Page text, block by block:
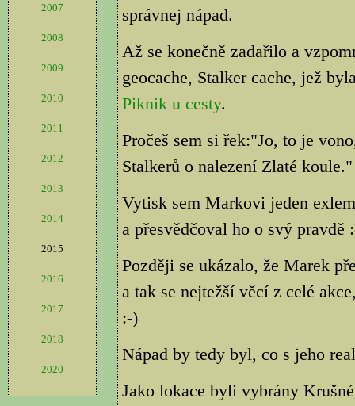
2007
2008
2009
2010
2011
2012
2013
2014
2015
2016
2017
2018
2020
správnej nápad.
Až se konečně zadařilo a
geocache, Stalker cache, jež
Piknik u cesty.
Pročeš sem si řek:"Jo, to je
Stalkerů o nalezení Zlaté koule."
Vytisk sem Markovi jeden
a přesvědčoval ho o svý pravdě
Později se ukázalo, že Marek
a tak se nejtežší věcí z celé
:-)
Nápad by tedy byl, co s jeho
Jako lokace byli vybrány